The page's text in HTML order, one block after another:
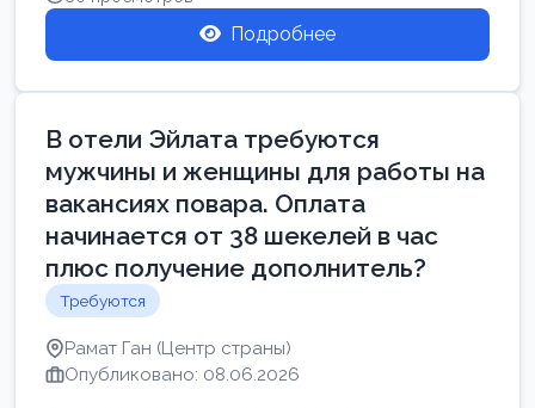
Подробнее
В отели Эйлата требуются
мужчины и женщины для работы на
вакансиях повара. Оплата
начинается от 38 шекелей в час
плюс получение дополнитель?
Требуются
Рамат Ган (Центр страны)
Опубликовано: 08.06.2026